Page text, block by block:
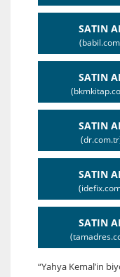
SATIN
SATIN
SATIN
SATIN
SATIN
“Yahya Kemal’in